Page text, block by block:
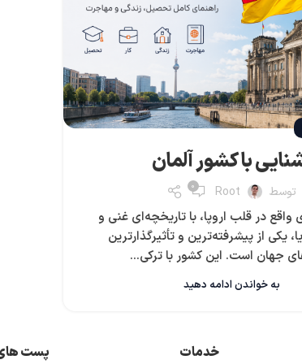
با کشور آلمان
توسط Root
0
واقع در قلب اروپا، با تاریخچه‌ای غنی و
یکی از پیشرفته‌ترین و تأثیرگذارترین
جهان است. این کشور با ترکی...
به خواندن ادامه دهید
خدمات پست